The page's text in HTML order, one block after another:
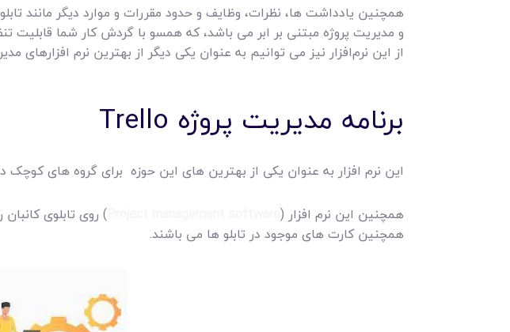
همچنین یادداشت ها، نظرات، وظایف و حدود مقررات و موارد دیگر مانند
و مدیریت پروژه مبتنی بر ابر می باشد، که همسو با گردش کار شما قابلیت
از این نرم‌افزار نیز می توانیم به عنوان یکی دیگر از بهترین نرم افزارهای
برنامه مدیریت پروژه Trello
این نرم افزار به عنوان یکی از بهترین های این حوزه برای گروه های
همچنین این نرم افزار ( Project management software) روی تابلوی
همچنین کارت های موجود در تابلو ها می باشند.